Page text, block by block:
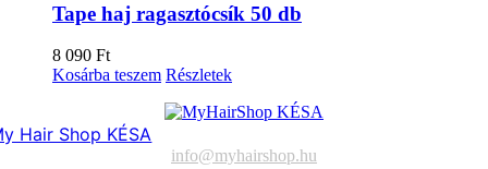
Tape haj ragasztócsík 50 db
8 090 Ft
Kosárba teszem Részletek
Hair Shop KÉSA
info@myhairshop.hu